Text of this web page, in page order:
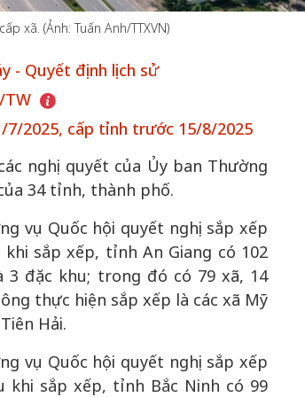
xã. (Ảnh: Tuấn Anh/TTXVN)
- Quyết định lịch sử
TW
2025, cấp tỉnh trước 15/8/2025
nghị quyết của Ủy ban Thường
34 tỉnh, thành phố.
vụ Quốc hội quyết nghị sắp xếp
sắp xếp, tỉnh An Giang có 102
3 đặc khu; trong đó có 79 xã, 14
thực hiện sắp xếp là các xã Mỹ
Hải.
vụ Quốc hội quyết nghị sắp xếp
khi sắp xếp, tỉnh Bắc Ninh có 99
năm Việt Nam gia
nội lực văn hóa,
định hình vị thế kiến
tạo | Kỳ 3: Hội nhập
tế bằng bản lĩnh
Việt Nam
nhập
định hình vị
hòa bình thể
quyết định